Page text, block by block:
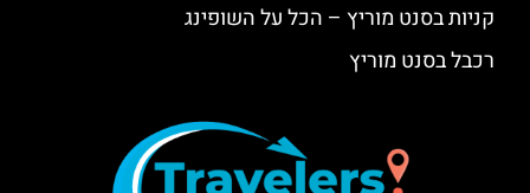
קניות בסנט מוריץ – הכל על השופינג
רכבל בסנט מוריץ